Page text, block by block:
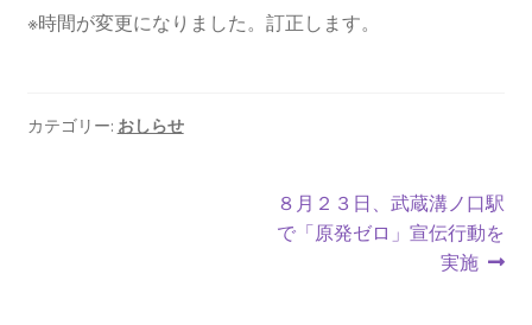
き 集会
2016.3 .13 第5回原発ゼロへのカウントダウンinかわさ
2017.3.12 第6回原発ゼロへのカウントダウンinかわさ
※時間が変更になりました。訂正します。
カテゴリー: おしらせ
次
の
８月２３日、武蔵溝ノ口駅
で「原発ゼロ」宣伝行動を
実施